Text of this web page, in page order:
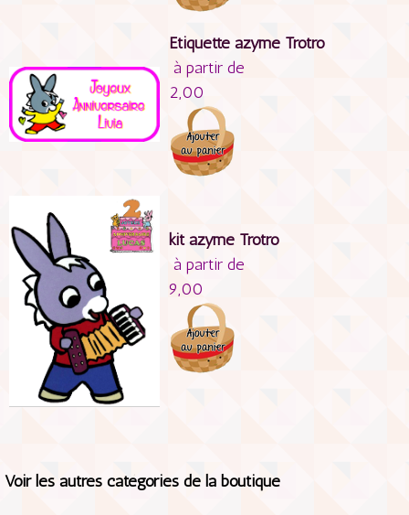
Etiquette azyme Trotro
à partir de
2,00
kit azyme Trotro
à partir de
9,00
Voir les autres catégories de la boutique